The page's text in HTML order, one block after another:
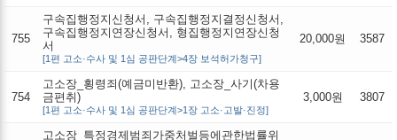
755
구속집행정지신청서, 구속집행정지결정신청서,
구속집행정지연장신청서, 형집행정지연장신청
서
[1편 고소·수사 및 1심 공판단계>4장 보석허가청구]
20,000원 3587
754
고소장_횡령죄(예금미반환), 고소장_사기(차용
금편취)
[1편 고소·수사 및 1심 공판단계>1장 고소·고발·진정]
3,000원 3807
고소장_특정경제범죄가중처벌등에관한법률위